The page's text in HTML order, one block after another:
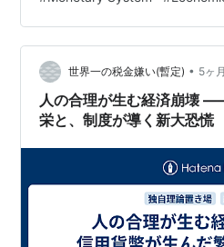
世界一の税金嫌い(暫定) • 5ヶ
人の合理が生む経済崩壊
栄と、制度が導く新大恐慌
Prosperity and the
Great Depression ）